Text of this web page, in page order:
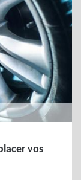
vos